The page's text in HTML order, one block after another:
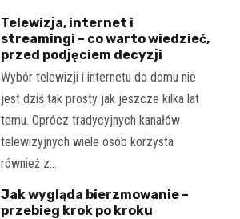
Telewizja, internet i
streamingi – co warto wiedzieć,
przed podjęciem decyzji
Wybór telewizji i internetu do domu nie
jest dziś tak prosty jak jeszcze kilka lat
temu. Oprócz tradycyjnych kanałów
telewizyjnych wiele osób korzysta
również z…
Jak wygląda bierzmowanie –
przebieg krok po kroku